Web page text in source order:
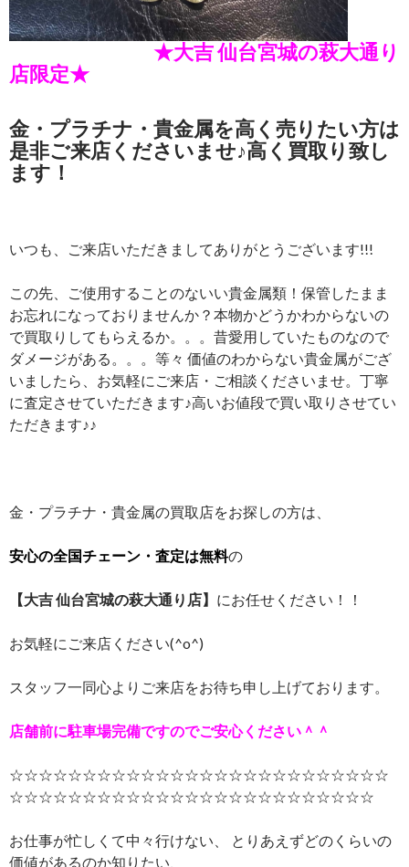
★大吉 仙台宮城の萩大通り
店限定★
金・プラチナ・貴金属を高く売りたい方は
是非ご来店くださいませ♪高く買取り致し
ます！
いつも、ご来店いただきましてありがとうございます!!!
この先、ご使用することのないい貴金属類！保管したまま
お忘れになっておりませんか？本物かどうかわからないの
で買取りしてもらえるか。。。昔愛用していたものなので
ダメージがある。。。等々 価値のわからない貴金属がござ
いましたら、お気軽にご来店・ご相談くださいませ。丁寧
に査定させていただきます♪高いお値段で買い取りさせてい
ただきます♪♪
金・プラチナ・貴金属の買取店をお探しの方は、
安心の全国チェーン・査定は無料の
【大吉 仙台宮城の萩大通り店】 にお任せください！！
お気軽にご来店ください(^o^)
スタッフ一同心よりご来店をお待ち申し上げております。
店舗前に駐車場完備ですのでご安心ください＾＾
☆☆☆☆☆☆☆☆☆☆☆☆☆☆☆☆☆☆☆☆☆☆☆☆☆☆
☆☆☆☆☆☆☆☆☆☆☆☆☆☆☆☆☆☆☆☆☆☆☆☆☆
お仕事が忙しくて中々行けない、 とりあえずどのくらいの
価値があるのか知りたい、